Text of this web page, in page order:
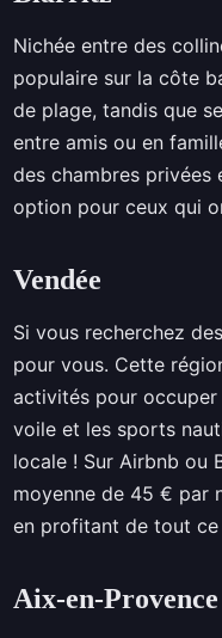
Nichée entre des
populaire sur la côte
de plage, tandis que
entre amis ou en
des chambres privées
option pour ceux qui
Vendée
Si vous recherchez
pour vous. Cette
activités pour occuper
voile et les sports
locale ! Sur Airbnb ou
moyenne de 45 € par
en profitant de tout
Aix-en-Provence